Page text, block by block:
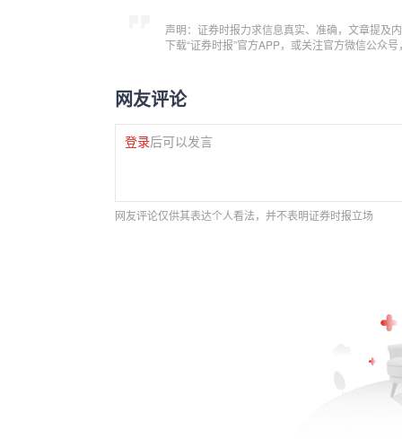
声明：证券时报力求信息真实、准确，文章提及
下载“证券时报”官方APP，或关注官方微信公众
网友评论
登录后可以发言
网友评论仅供其表达个人看法，并不表明证券时报立场